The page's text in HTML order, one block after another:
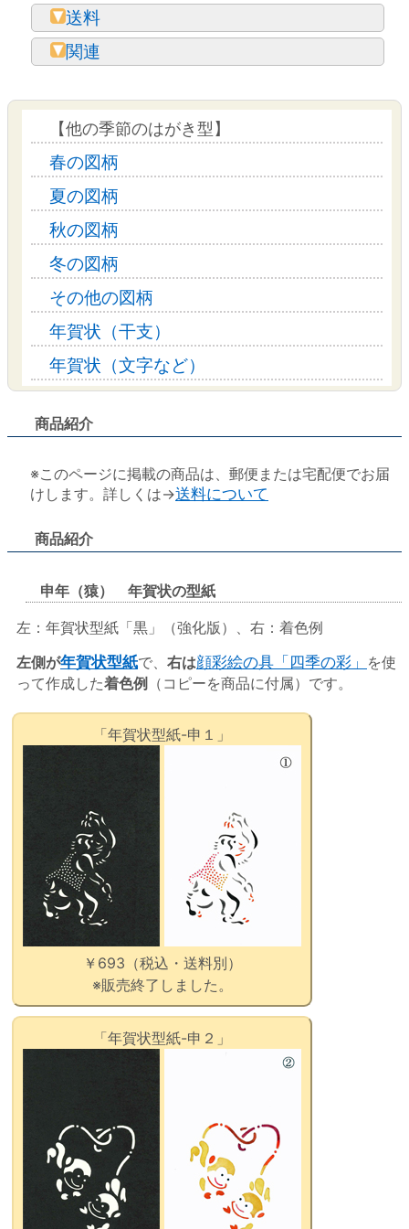
送料
関連
【他の季節のはがき型】
春の図柄
夏の図柄
秋の図柄
冬の図柄
その他の図柄
年賀状（干支）
年賀状（文字など）
商品紹介
※このページに掲載の商品は、郵便または宅配便でお届
けします。詳しくは→送料について
商品紹介
申年（猿） 年賀状の型紙
左：年賀状型紙「黒」（強化版）、右：着色例
左側が年賀状型紙で、 右は顔彩絵の具「四季の彩」 を使
って作成した着色例 （コピーを商品に付属）です。
「年賀状型紙-申１」
￥693（税込・送料別）
※販売終了しました。
「年賀状型紙-申２」